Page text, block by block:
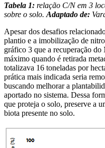
Tabela 1: relação C/N em 3
sobre o solo. Adaptado de:
Apesar dos desafios
plantio e a imobilização de
gráfico 3 que a recuperação do
máximo quando é retirada
totalizava 16 toneladas por
prática mais indicada seria
buscando melhorar a
aportado no sistema. Dessa
que proteja o solo, preserve a
biota presente no solo.